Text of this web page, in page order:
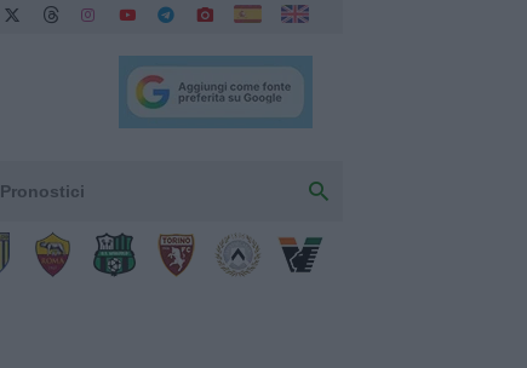
Pronostici